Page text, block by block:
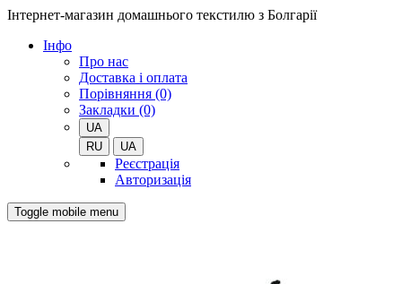
Інтернет-магазин домашнього текстилю з Болгарії
Iнфо
Про нас
Доставка і оплата
Порівняння (0)
Закладки (0)
UA
RU
UA
Реєстрація
Авторизація
Toggle mobile menu